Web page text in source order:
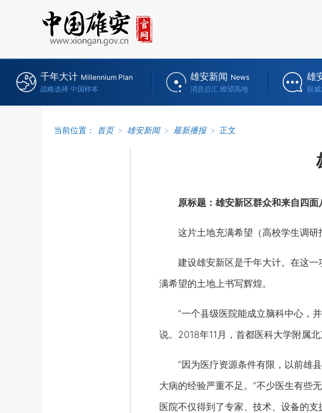
千年大计 Millennium Plan
战略选择 中国样本
雄安新闻 News
消息总汇 瞭望高地
雄
权
当前位置： 首页 > 雄安新闻 > 最新播报 > 正文
原标题：雄安新区群众和来自四面
这片土地充满希望（高校学生调研
建设雄安新区是千年大计。在这一
满希望的土地上书写辉煌。
“一个县级医院能成立脑科中心，并
说。2018年11月，首都医科大学附属
“因为医疗资源条件有限，以前雄县
大病的经验严重不足。”不少医生有些
医院不仅得到了专家、技术、设备的支